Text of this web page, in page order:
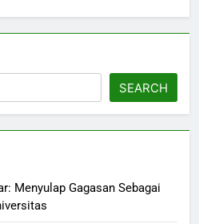
SEARCH
Menyulap Gagasan Sebagai